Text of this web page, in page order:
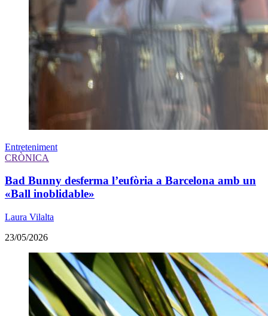
Entreteniment
CRÒNICA
Bad Bunny desferma l’eufòria a Barcelona amb un
«Ball inoblidable»
Laura Vilalta
23/05/2026